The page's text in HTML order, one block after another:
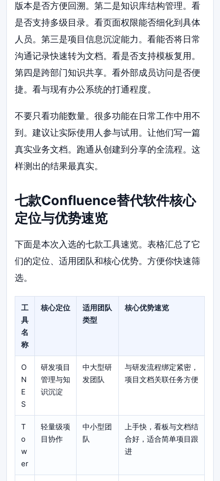
版本是否方便回溯。第二是知识库结构管理。看
是否支持多级目录。看页面权限能否细化到具体
人员。第三是项目信息沉淀能力。看能否将日常
沟通记录快速转为文档。看是否支持模板复用。
第四是跨部门知识共享。看外部成员访问是否便
捷。看与现有办公系统的打通程度。
不要只看功能数量。很多功能在日常工作中用不
到。建议让实际使用人参与试用。让他们写一篇
真实业务文档。跑通从创建到分享的全流程。这
样测出的结果最真实。
七款Confluence替代软件核心
定位与优势速览
下面是本次入选的七款工具速览。表格汇总了它
们的定位、适用团队和核心优势。方便你快速筛
选。
工
具
名
称
核心定位
适用团队
类型
核心优势速览
O
N
E
S
研发项目
管理与知
识沉淀
中大型研
发团队
与研发流程绑定紧密，
项目文档关联任务方便
T
o
w
er
轻量级项
目协作
中小型团
队
上手快，看板与文档结
合好，适合简单项目跟
进